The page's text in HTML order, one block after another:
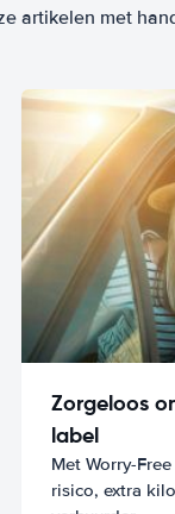
artikelen met
Zorgeloos
label
Met Worry-
risico, extra